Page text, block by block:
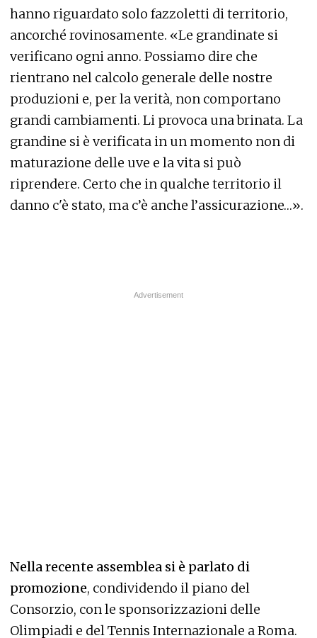
hanno riguardato solo fazzoletti di territorio,
ancorché rovinosamente. «Le grandinate si
verificano ogni anno. Possiamo dire che
rientrano nel calcolo generale delle nostre
produzioni e, per la verità, non comportano
grandi cambiamenti. Li provoca una brinata. La
grandine si è verificata in un momento non di
maturazione delle uve e la vita si può
riprendere. Certo che in qualche territorio il
danno c'è stato, ma c’è anche l’assicurazione…».
Nella recente assemblea si è parlato di
promozione, condividendo il piano del
Consorzio, con le sponsorizzazioni delle
Olimpiadi e del Tennis Internazionale a Roma.